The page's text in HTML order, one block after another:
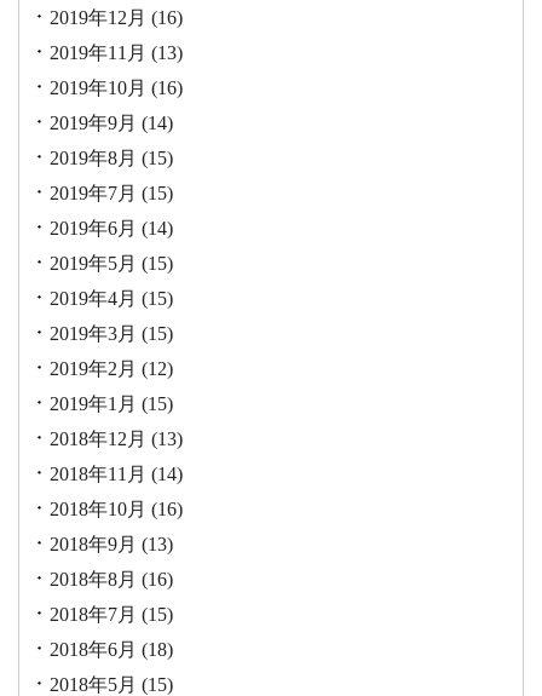
2019年12月 (16)
2019年11月 (13)
2019年10月 (16)
2019年9月 (14)
2019年8月 (15)
2019年7月 (15)
2019年6月 (14)
2019年5月 (15)
2019年4月 (15)
2019年3月 (15)
2019年2月 (12)
2019年1月 (15)
2018年12月 (13)
2018年11月 (14)
2018年10月 (16)
2018年9月 (13)
2018年8月 (16)
2018年7月 (15)
2018年6月 (18)
2018年5月 (15)